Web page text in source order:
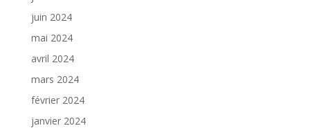
juin 2024
mai 2024
avril 2024
mars 2024
février 2024
janvier 2024